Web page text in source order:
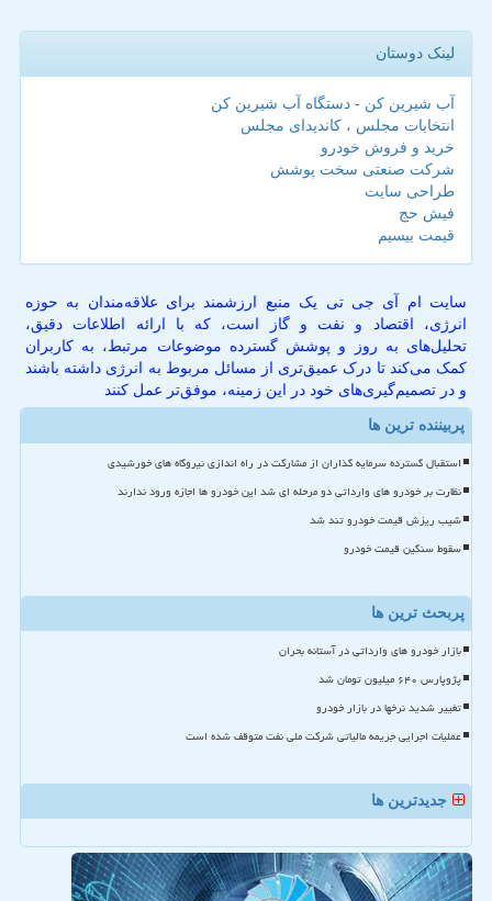
لینک دوستان
آب شیرین کن - دستگاه آب شیرین کن
انتخابات مجلس ، کاندیدای مجلس
خرید و فروش خودرو
شرکت صنعتی سخت پوشش
طراحی سایت
فیش حج
قیمت بیسیم
سایت ام آی جی تی یک منبع ارزشمند برای علاقه‌مندان به حوزه
انرژی، اقتصاد و نفت و گاز است، که با ارائه اطلاعات دقیق،
تحلیل‌های به روز و پوشش گسترده موضوعات مرتبط، به کاربران
کمک می‌کند تا درک عمیق‌تری از مسائل مربوط به انرژی داشته باشند
و در تصمیم‌گیری‌های خود در این زمینه، موفق‌تر عمل کنند
پربیننده ترین ها
استقبال گسترده سرمایه گذاران از مشارکت در راه اندازی نیروگاه های خورشیدی
نظارت بر خودرو های وارداتی دو مرحله ای شد این خودرو ها اجازه ورود ندارند
شیب ریزش قیمت خودرو تند شد
سقوط سنگین قیمت خودرو
پربحث ترین ها
بازار خودرو های وارداتی در آستانه بحران
پژوپارس ۶۴۰ میلیون تومان شد
تغییر شدید نرخها در بازار خودرو
عملیات اجرایی جریمه مالیاتی شرکت ملی نفت متوقف شده است
جدیدترین ها